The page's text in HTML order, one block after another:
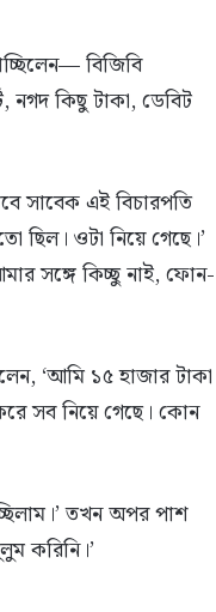
বিজিবি
নগদ কিছু টাকা, ডেবিট
সাবেক এই বিচারপতি
ছিল। ওটা নিয়ে গেছে।’
সঙ্গে কিচ্ছু নাই, ফোন-
‘আমি ১৫ হাজার টাকা
সব নিয়ে গেছে। কোন
তখন অপর পাশ
করিনি।’